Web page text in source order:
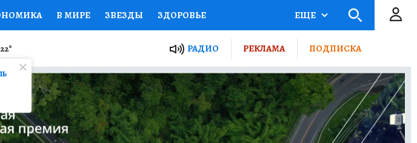
В МИРЕ ЗВЕЗДЫ ЗДОРОВЬЕ
НАЦИОНАЛЬНЫЕ ПРОЕКТЫ РОССИИ
СЕМЬЯ ЖЕНСКИЕ СЕКРЕТЫ ПУТЕВОДИТЕЛЬ
СПЕЦПРОЕКТЫ ДЕФИЦИТ ЖЕЛЕЗА ТУРИЗМ
РАБОТА У НАС ГИД ПОТРЕБИТЕЛЯ ВСЕ О КП
ЕЩЕ
° РАДИО РЕКЛАМА ПОДПИСКА